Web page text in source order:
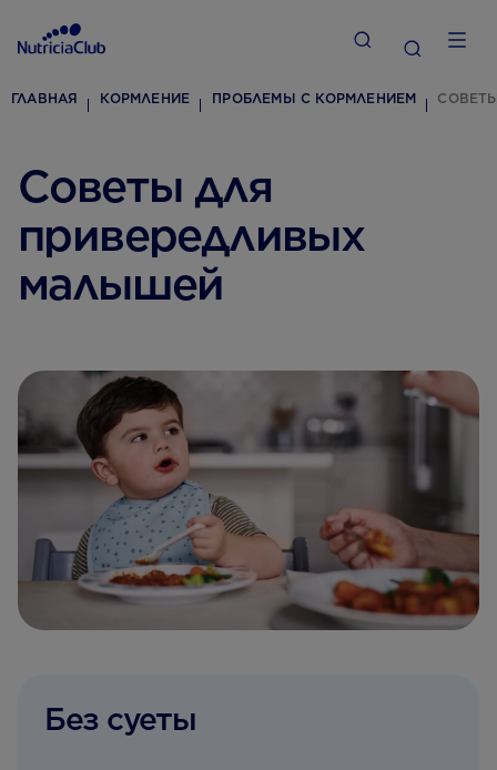
ГЛАВНАЯ КОРМЛЕНИЕ ПРОБЛЕМЫ С КОРМЛЕНИЕМ
Советы для
привередливых
малышей
Без суеты